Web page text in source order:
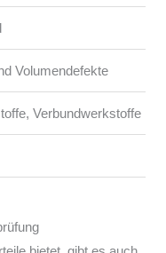
Volumendefekte
Verbundwerkstoffe